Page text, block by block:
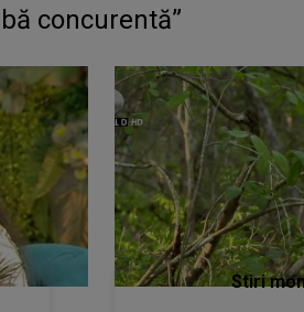
concurentă”
Stiri